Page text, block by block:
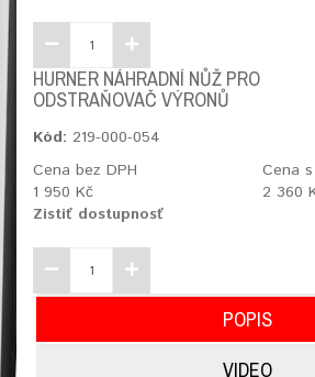
HURNER NÁHRADNÍ NŮŽ PRO
ODSTRAŇOVAČ VÝRONŮ
Kód: 219-000-054
Cena bez DPH
1 950 Kč
Cena
2 360
Zistiť dostupnosť
POPIS
VIDEO